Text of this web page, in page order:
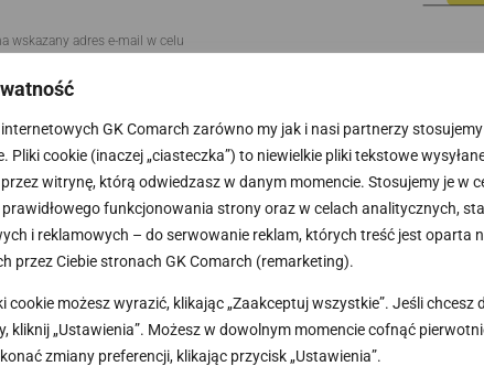
GK Comarch zarówno my jak i nasi partnerzy
Pliki cookie (inaczej „ciasteczka”) to niewielkie pliki tekstowe
witrynę, którą odwiedzasz w danym momencie. Stosujemy je w
funkcjonowania strony oraz w celach analitycznych,
i reklamowych – do serwowanie reklam, których treść jest oparta
przez Ciebie stronach GK Comarch (remarketing).
cookie możesz wyrazić, klikając „Zaakceptuj wszystkie”. Jeśli chcesz
kliknij „Ustawienia”. Możesz w dowolnym momencie cofnąć
zmiany preferencji, klikając przycisk „Ustawienia”.
wskazany adres e-mail w celu
wskazany numer telefonu w
Informacje o przetwarzaniu
sprzedawane i wdrażane są
sprzedaży może
firmy Partnerskiej